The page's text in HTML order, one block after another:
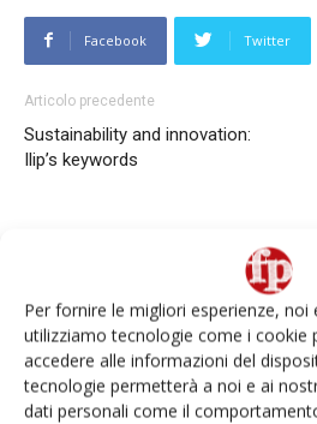
Per fornire le migliori esperienze, noi
utilizziamo tecnologie come i cookie
accedere alle informazioni del
tecnologie permetterà a noi e ai
dati personali come il
Facebook Twitter
Articolo precedente
Sustainability and innovation:
Ilip’s keywords